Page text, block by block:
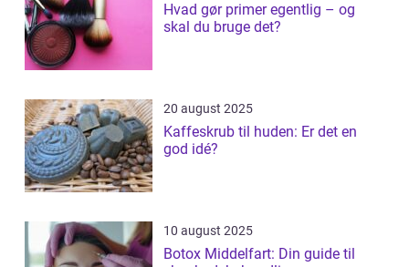
Hvad gør primer egentlig – og
skal du bruge det?
20 august 2025
Kaffeskrub til huden: Er det en
god idé?
10 august 2025
Botox Middelfart: Din guide til